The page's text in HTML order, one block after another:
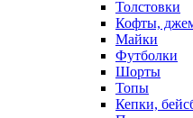
Толстовки
Кофты,
Майки
Футболки
Шорты
Топы
Кепки,